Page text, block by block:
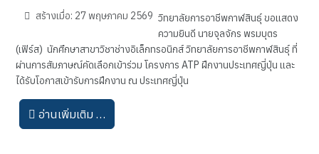
สร้างเมื่อ: 27 พฤษภาคม 2569 วิทยาลัยการอาชีพกาฬสินธุ์ ขอแสดง
ความยินดี นายจุลจักร พรมบุตร
(เฟิร์ส) นักศึกษาสาขาวิชาช่างอิเล็กทรอนิกส์ วิทยาลัยการอาชีพกาฬสินธุ์ ที่
ผ่านการสัมภาษณ์คัดเลือกเข้าร่วม โครงการ ATP ฝึกงานประเทศญี่ปุ่น และ
ได้รับโอกาสเข้ารับการฝึกงาน ณ ประเทศญี่ปุ่น
อ่านเพิ่มเติม …